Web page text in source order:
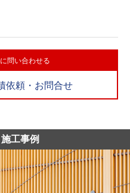
問い合わせる
依頼・お問合せ
工事例